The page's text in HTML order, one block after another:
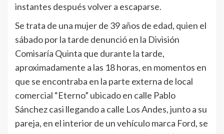
instantes después volver a escaparse.
Se trata de una mujer de 39 años de edad, quien el
sábado por la tarde denunció en la División
Comisaría Quinta que durante la tarde,
aproximadamente a las 18 horas, en momentos en
que se encontraba en la parte externa de local
comercial “Eterno” ubicado en calle Pablo
Sánchez casi llegando a calle Los Andes, junto a su
pareja, en el interior de un vehículo marca Ford, se